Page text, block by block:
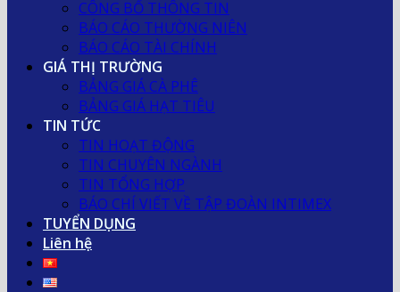
CÔNG BỐ THÔNG TIN
BÁO CÁO THƯỜNG NIÊN
BÁO CÁO TÀI CHÍNH
GIÁ THỊ TRƯỜNG
BẢNG GIÁ CÀ PHÊ
BẢNG GIÁ HẠT TIÊU
TIN TỨC
TIN HOẠT ĐỘNG
TIN CHUYÊN NGÀNH
TIN TỔNG HỢP
BÁO CHÍ VIẾT VỀ TẬP ĐOÀN INTIMEX
TUYỂN DỤNG
Liên hệ